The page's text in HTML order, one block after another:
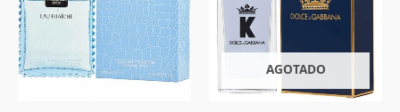
AGOTADO